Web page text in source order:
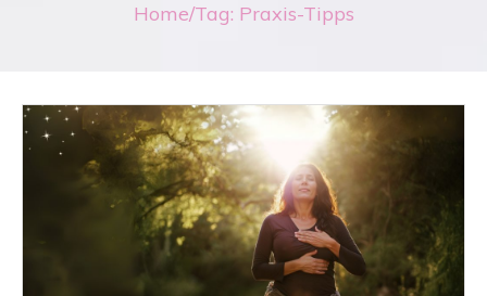
Home/Tag: Praxis-Tipps